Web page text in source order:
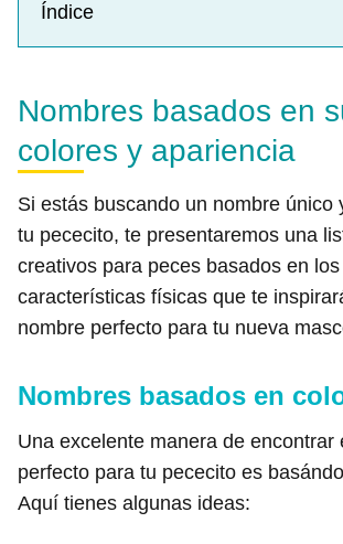
Índice
Nombres basados en
colores y apariencia
Si estás buscando un nombre único
tu pececito, te presentaremos una
creativos para peces basados en
características físicas que te
nombre perfecto para tu nueva
Nombres basados en
Una excelente manera de encontrar
perfecto para tu pececito es
Aquí tienes algunas ideas: